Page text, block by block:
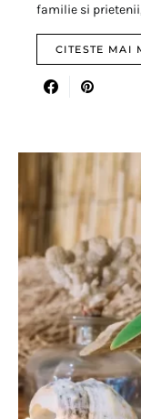
familie si
CITESTE MAI